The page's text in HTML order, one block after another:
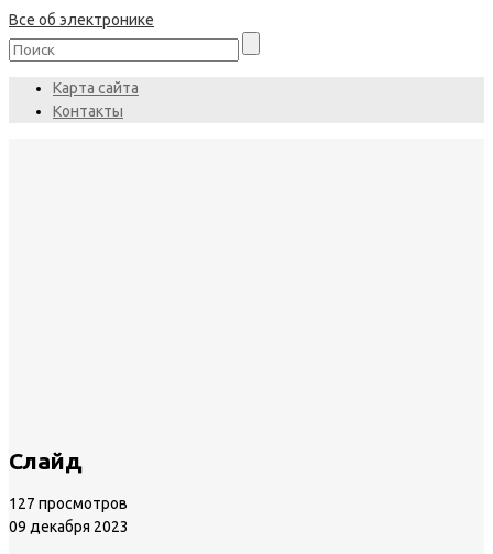
Все об электронике
Карта сайта
Контакты
Слайд
127 просмотров
09 декабря 2023